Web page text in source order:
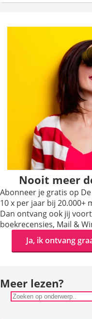
Nooit meer
Abonneer je gratis op
10 x per jaar bij 20.000+
Dan ontvang ook jij
boekrecensies, Mail &
Ja, ik ontvang
Meer lezen?